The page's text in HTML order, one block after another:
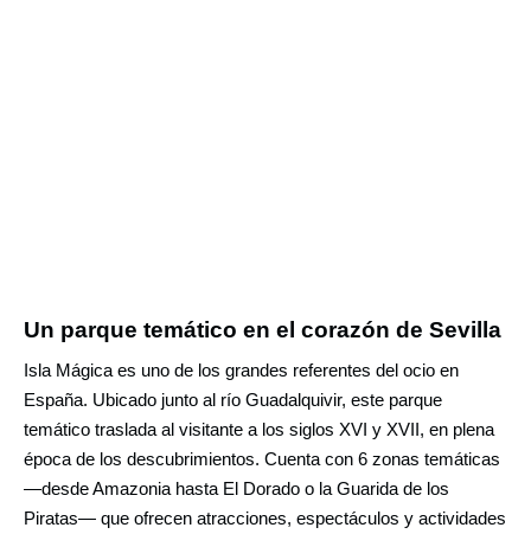
Un parque temático en el corazón de Sevilla
Isla Mágica es uno de los grandes referentes del ocio en
España. Ubicado junto al río Guadalquivir, este parque
temático traslada al visitante a los siglos XVI y XVII, en plena
época de los descubrimientos. Cuenta con 6 zonas temáticas
—desde Amazonia hasta El Dorado o la Guarida de los
Piratas— que ofrecen atracciones, espectáculos y actividades